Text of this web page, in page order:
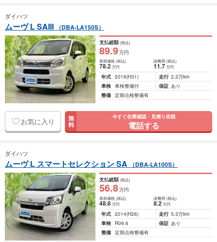
ダイハツ
ムーヴ L SAIII （DBA-LA150S）
支払総額(税込)
89.9万円
車両価格(税込)
78.2万円
諸費用 (税込)
11.7 万円
年式 2019(H31) 走行 2.2万km
車検 車検整備付 保証 あり
整備 定期点検整備有
お気に入り 無
料
今すぐ在庫確認・見積り依頼
電話する
ダイハツ
ムーヴ L スマートセレクション SA （DBA-LA100S）
支払総額(税込)
56.8万円
車両価格(税込)
48.6万円
諸費用 (税込)
8.2 万円
年式 2014(H26) 走行 5.3万km
車検
R09.6 保証 あり
整備 定期点検整備有